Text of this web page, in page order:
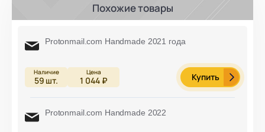
Похожие товары
Protonmail.com Handmade 2021 года
59 шт. 1 044 ₽ Купить
Protonmail.com Handmade 2022